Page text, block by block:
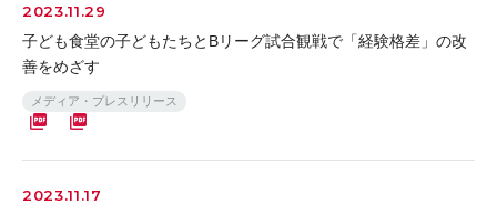
2023.11.29
子ども食堂の子どもたちとBリーグ試合観戦で「経験格差」の改
善をめざす
メディア・プレスリリース
2023.11.17